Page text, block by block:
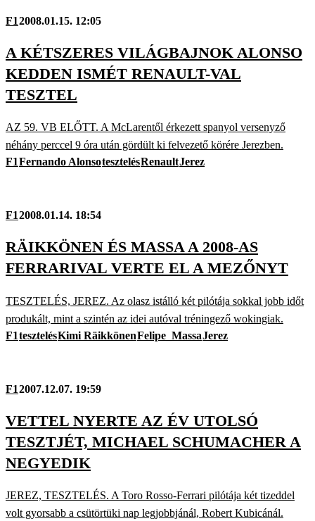
F12008.01.15. 12:05
A KÉTSZERES VILÁGBAJNOK ALONSO
KEDDEN ISMÉT RENAULT-VAL
TESZTEL
AZ 59. VB ELŐTT. A McLarentől érkezett spanyol versenyző
néhány perccel 9 óra után gördült ki felvezető körére Jerezben.
F1Fernando AlonsotesztelésRenaultJerez
F12008.01.14. 18:54
RÄIKKÖNEN ÉS MASSA A 2008-AS
FERRARIVAL VERTE EL A MEZŐNYT
TESZTELÉS, JEREZ. Az olasz istálló két pilótája sokkal jobb időt
produkált, mint a szintén az idei autóval tréningező wokingiak.
F1tesztelésKimi RäikkönenFelipe_MassaJerez
F12007.12.07. 19:59
VETTEL NYERTE AZ ÉV UTOLSÓ
TESZTJÉT, MICHAEL SCHUMACHER A
NEGYEDIK
JEREZ, TESZTELÉS. A Toro Rosso-Ferrari pilótája két tizeddel
volt gyorsabb a csütörtüki nap legjobbjánál, Robert Kubicánál.